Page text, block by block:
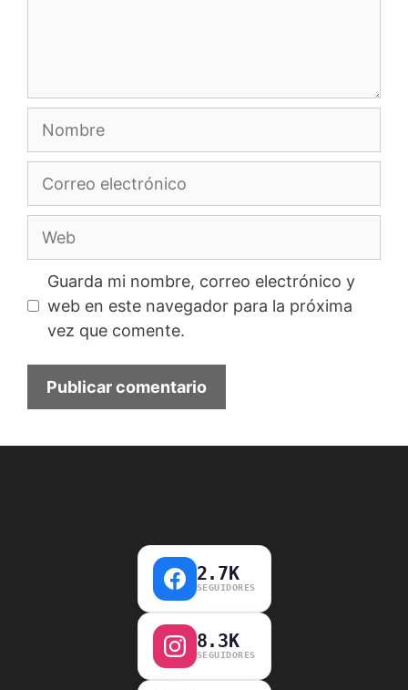
Nombre
Correo
Web
Guarda mi nombre, correo electrónico y
web en este navegador para la próxima
vez que comente.
2.7K
SEGUIDORES
8.3K
SEGUIDORES